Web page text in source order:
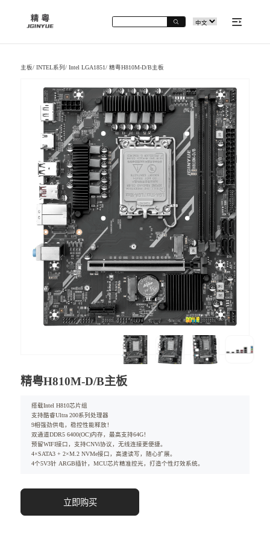
主板/INTEL系列/Intel LGA1851/精粤H810M-D/B主板
精粤H810M-D/B主板
搭载Intel H810芯片组
支持酷睿Ultra 200系列处理器
9相强劲供电，稳控性能释放！
双通道DDR5 6400(OC)内存，最高支持64G！
预留WIFI接口，支持CNVi协议，无线连接更便捷。
4×SATA3 + 2×M.2 NVMe接口，高速读写，随心扩展。
4个5V3针 ARGB插针，MCU芯片精准控光，打造个性灯效系统。
立即购买